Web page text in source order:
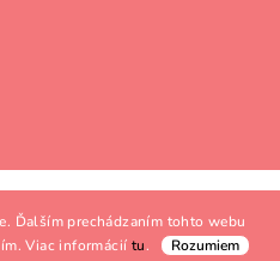
Ďalším prechádzaním tohto webu
Viac informácií tu. Rozumiem
. Všetky práva vyhradené.
Shoptet